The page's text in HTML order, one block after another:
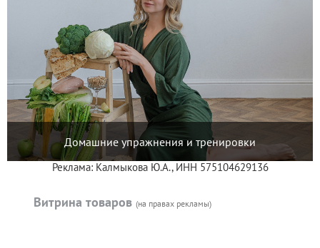
Домашние упражнения и тренировки
Реклама: Калмыкова Ю.А., ИНН 575104629136
Витрина товаров (на правах рекламы)